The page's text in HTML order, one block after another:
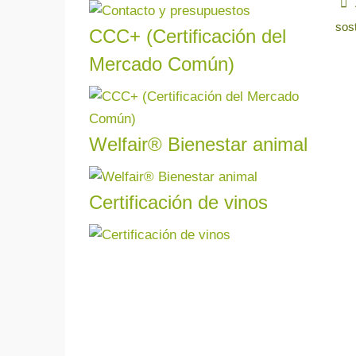
CCC+ (Certificación del
Mercado Común)
Welfair® Bienestar animal
Certificación de vinos